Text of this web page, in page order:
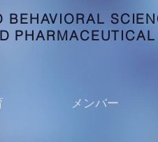
BEHAVIORAL
メンバー